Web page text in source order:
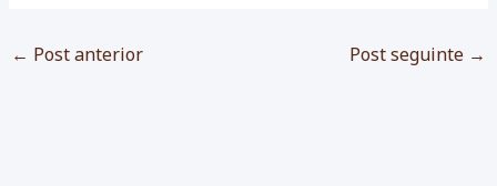
← Post anterior Post seguinte →